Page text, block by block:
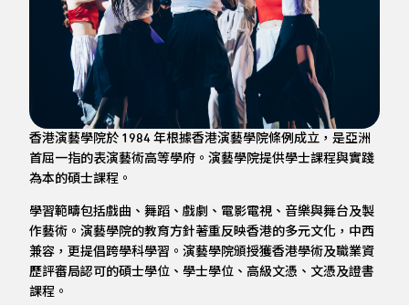
香港演藝學院於 1984 年根據香港演藝學院條例成立，是亞洲
首屈一指的表演藝術高等學府。演藝學院提供學士課程與實踐
為本的碩士課程。
學習範疇包括戲曲、舞蹈、戲劇、電影電視、音樂與舞台及製
作藝術。演藝學院的教育方針著重反映香港的多元文化，中西
兼容，更提倡跨學科學習。演藝學院頒授獲香港學術及職業資
歷評審局認可的碩士學位、學士學位、高級文憑、文憑及證書
課程。